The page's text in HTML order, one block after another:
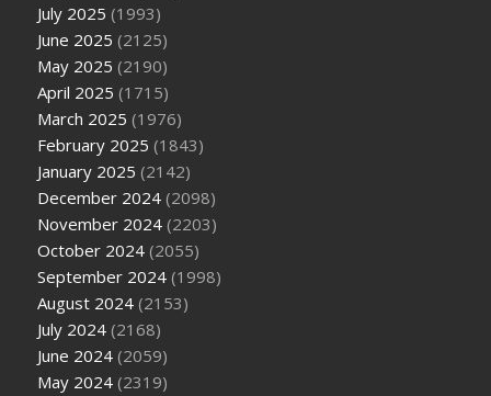
July 2025 (1993)
June 2025 (2125)
May 2025 (2190)
April 2025 (1715)
March 2025 (1976)
February 2025 (1843)
January 2025 (2142)
December 2024 (2098)
November 2024 (2203)
October 2024 (2055)
September 2024 (1998)
August 2024 (2153)
July 2024 (2168)
June 2024 (2059)
May 2024 (2319)